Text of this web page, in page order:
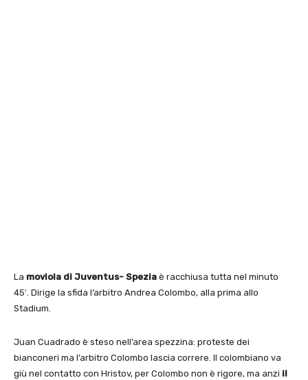
La moviola di Juventus- Spezia è racchiusa tutta nel minuto
45′. Dirige la sfida l’arbitro Andrea Colombo, alla prima allo
Stadium.
Juan Cuadrado è steso nell’area spezzina: proteste dei
bianconeri ma l’arbitro Colombo lascia correre. Il colombiano va
giù nel contatto con Hristov, per Colombo non è rigore, ma anzi il